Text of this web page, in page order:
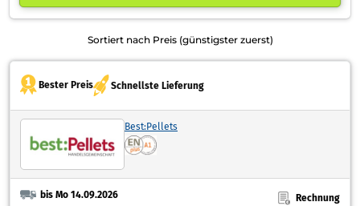
Sortiert nach Preis (günstigster zuerst)
Bester Preis Schnellste Lieferung
Best:Pellets
bis Mo 14.09.2026
Rechnung